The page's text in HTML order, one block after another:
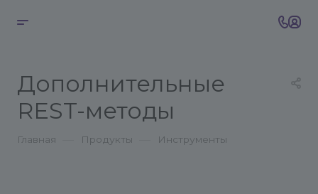
Дополнительные
REST-методы
Главная Продукты Инструменты